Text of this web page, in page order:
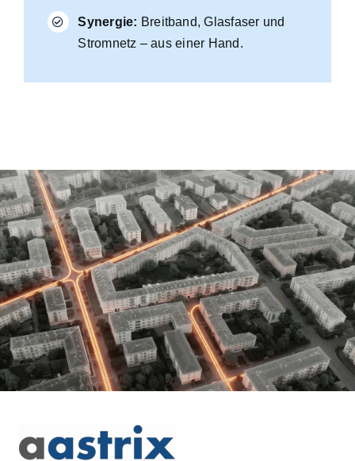
Synergie: Breitband, Glasfaser und
Stromnetz – aus einer Hand.